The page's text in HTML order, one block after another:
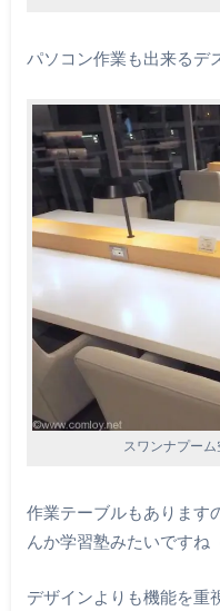
パソコン作業も出来るデ
スワンナプー
作業テーブルもあります
んか学習塾みたいですね
デザインよりも機能を重